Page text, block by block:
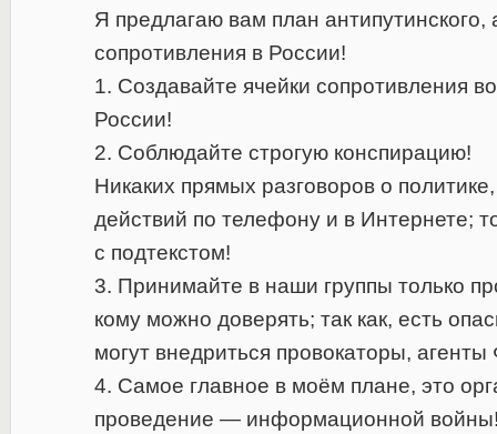
Я предлагаю вам план антипутинского,
сопротивления в России!
1. Создавайте ячейки сопротивления
России!
2. Соблюдайте строгую конспирацию!
Никаких прямых разговоров о
действий по телефону и в Интернете;
с подтекстом!
3. Принимайте в наши группы только
кому можно доверять; так как, есть
могут внедриться провокаторы,
4. Самое главное в моём плане, это
проведение — информационной